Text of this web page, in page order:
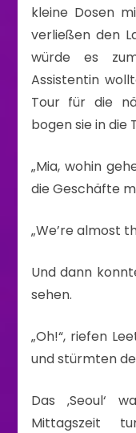
kleine Dosen
verließen den
würde es
Assistentin
Tour für die
bogen sie in die
„Mia, wohin
die Geschäfte
„We’re almost
Und dann
sehen.
„Oh!“, riefen
und stürmten
Das ‚Seoul‘
Mittagszeit